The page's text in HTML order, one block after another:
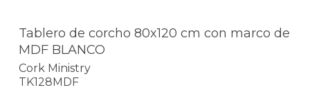
Tablero de corcho 80x120 cm con marco de
MDF BLANCO
Cork Ministry
TK128MDF